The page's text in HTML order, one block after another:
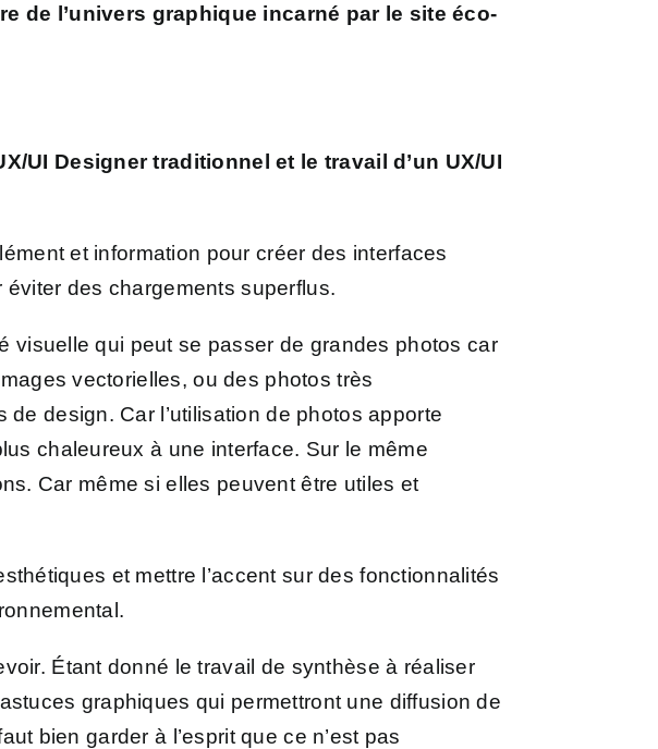
de l’univers graphique incarné par le site éco-
UI Designer traditionnel et le travail d’un UX/UI
et information pour créer des interfaces
éviter des chargements superflus.
visuelle qui peut se passer de grandes photos car
vectorielles, ou des photos très
design. Car l’utilisation de photos apporte
chaleureux à une interface. Sur le même
Car même si elles peuvent être utiles et
et mettre l’accent sur des fonctionnalités
Étant donné le travail de synthèse à réaliser
graphiques qui permettront une diffusion de
bien garder à l’esprit que ce n’est pas